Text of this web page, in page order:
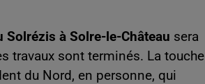
Solrézis à Solre-le-Château sera
travaux sont terminés. La touche
du Nord, en personne, qui